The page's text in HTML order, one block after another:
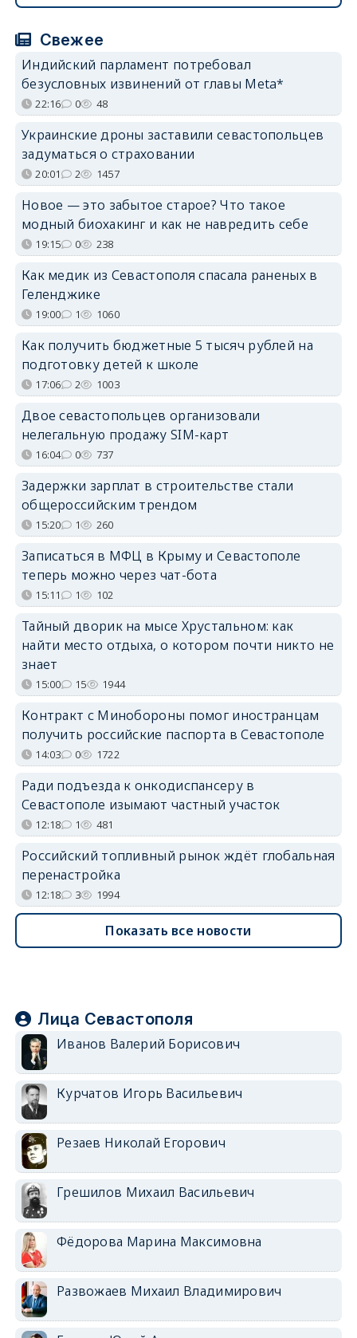
Свежее
Индийский парламент потребовал
безусловных извинений от главы Meta*
22:16 0 48
Украинские дроны заставили севастопольцев
задуматься о страховании
20:01 2 1457
Новое — это забытое старое? Что такое
модный биохакинг и как не навредить себе
19:15 0 238
Как медик из Севастополя спасала раненых в
Геленджике
19:00 1 1060
Как получить бюджетные 5 тысяч рублей на
подготовку детей к школе
17:06 2 1003
Двое севастопольцев организовали
нелегальную продажу SIM-карт
16:04 0 737
Задержки зарплат в строительстве стали
общероссийским трендом
15:20 1 260
Записаться в МФЦ в Крыму и Севастополе
теперь можно через чат-бота
15:11 1 102
Тайный дворик на мысе Хрустальном: как
найти место отдыха, о котором почти никто не
знает
15:00 15 1944
Контракт с Минобороны помог иностранцам
получить российские паспорта в Севастополе
14:03 0 1722
Ради подъезда к онкодиспансеру в
Севастополе изымают частный участок
12:18 1 481
Российский топливный рынок ждёт глобальная
перенастройка
12:18 3 1994
Показать все новости
Лица Севастополя
Иванов Валерий Борисович
Курчатов Игорь Васильевич
Резаев Николай Егорович
Грешилов Михаил Васильевич
Фёдорова Марина Максимовна
Развожаев Михаил Владимирович